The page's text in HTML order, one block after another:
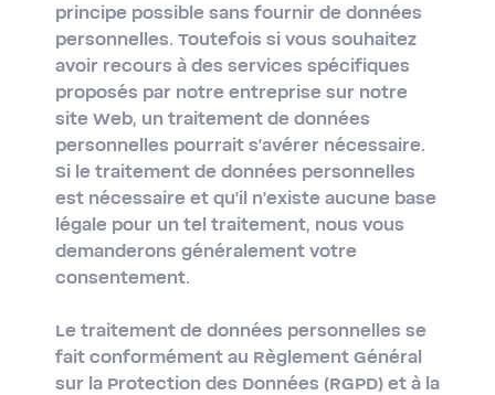
CONTACT
principe possible sans fournir de données
personnelles. Toutefois si vous souhaitez
avoir recours à des services spécifiques
proposés par notre entreprise sur notre
site Web, un traitement de données
personnelles pourrait s'avérer nécessaire.
Si le traitement de données personnelles
est nécessaire et qu'il n'existe aucune base
légale pour un tel traitement, nous vous
demanderons généralement votre
consentement.
Le traitement de données personnelles se
fait conformément au Règlement Général
sur la Protection des Données (RGPD) et à la